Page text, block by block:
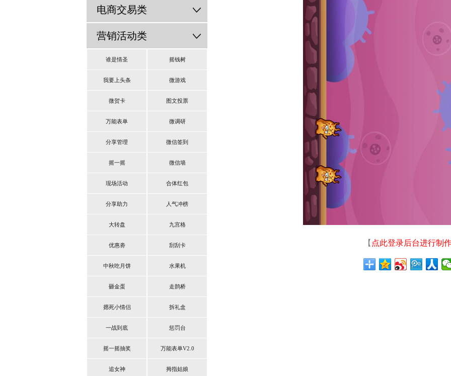
电商交易类
营销活动类
谁是情圣 摇钱树
我要上头条 微游戏
微贺卡 图文投票
万能表单 微调研
分享管理 微信签到
摇一摇 微信墙
现场活动 合体红包
分享助力 人气冲榜
大转盘 九宫格
优惠劵 刮刮卡
中秋吃月饼 水果机
砸金蛋 走鹊桥
摁死小情侣 拆礼盒
一战到底 惩罚台
摇一摇抽奖 万能表单V2.0
追女神 拇指姑娘
【 点此登录后台进行制